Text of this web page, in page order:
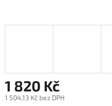
1 820 Kč
1 504,13 Kč bez DPH